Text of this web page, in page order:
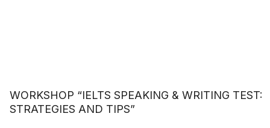
WORKSHOP “IELTS SPEAKING & WRITING TEST:
STRATEGIES AND TIPS”